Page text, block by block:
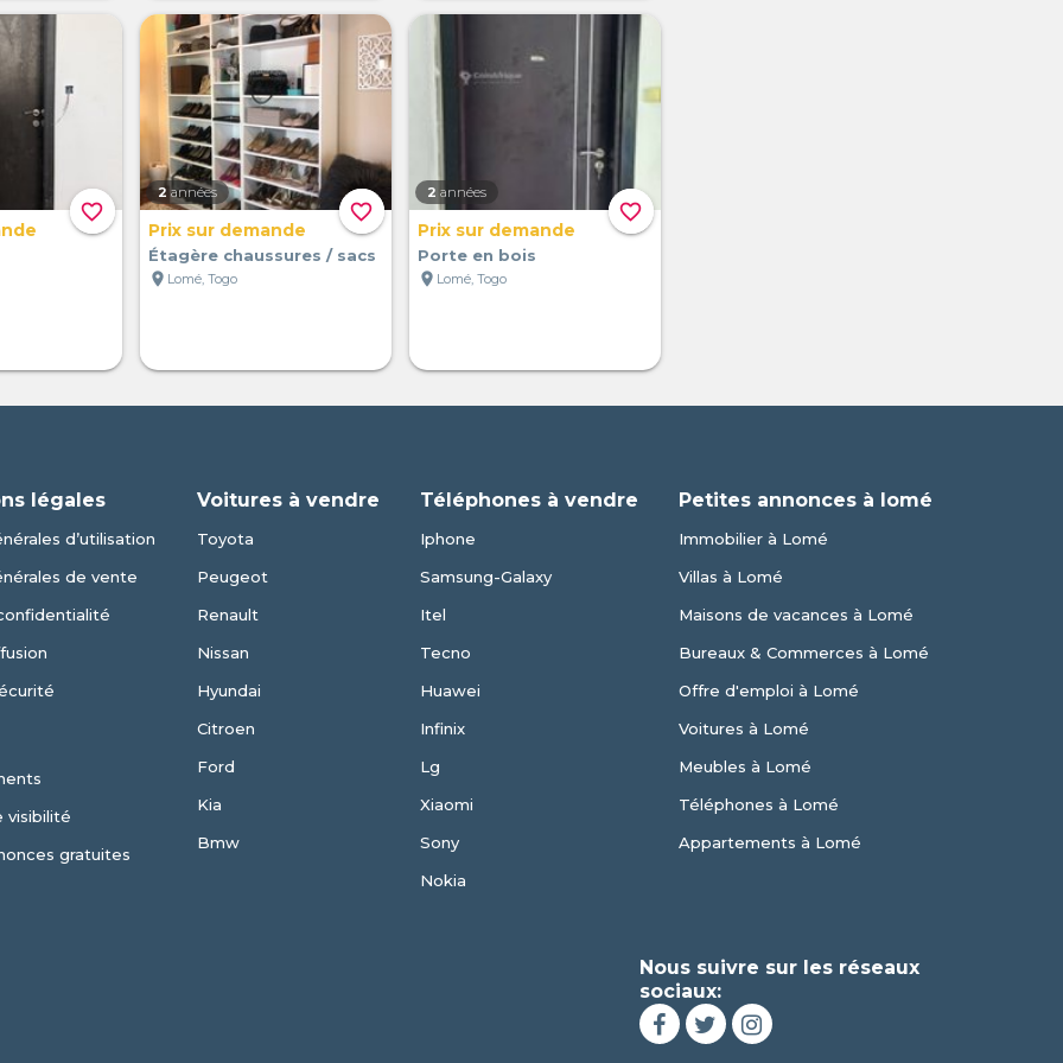
favorite_border favorite_border
2 années
Prix sur demande
Étagère chaussures / sacs
location_on Lomé, Togo
favorite_border
2 années
Prix sur demande
Porte en bois
location_on Lomé, Togo
légales
d’utilisation
de vente
visibilité
gratuites
Voitures à vendre
Toyota
Peugeot
Renault
Nissan
Hyundai
Citroen
Ford
Kia
Bmw
Téléphones à vendre
Iphone
Samsung-Galaxy
Itel
Tecno
Huawei
Infinix
Lg
Xiaomi
Sony
Nokia
Petites annonces à lomé
Immobilier à Lomé
Villas à Lomé
Maisons de vacances à Lomé
Bureaux & Commerces à Lomé
Offre d'emploi à Lomé
Voitures à Lomé
Meubles à Lomé
Téléphones à Lomé
Appartements à Lomé
Nous suivre sur les réseaux
sociaux: